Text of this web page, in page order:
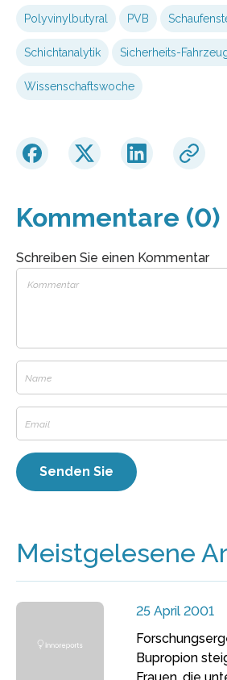
Polyvinylbutyral PVB
Schichtanalytik Sicherheits-
Wissenschaftswoche
Kommentare (0)
Schreiben Sie einen Kommentar
Meistgelesene
25 April 2001
Bupropion
Frauen, die